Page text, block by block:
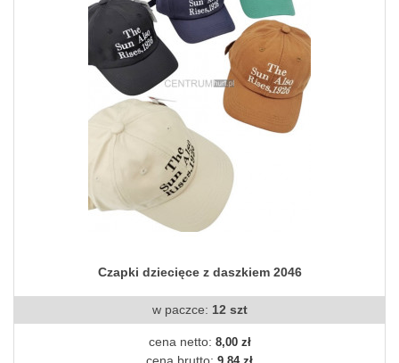
Czapki dziecięce z daszkiem 2046
w paczce: 12 szt
cena netto: 8,00 zł